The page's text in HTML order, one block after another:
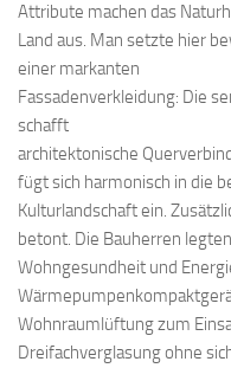
Attribute machen das
Land aus. Man setzte hier
einer markanten
Fassadenverkleidung: Die
schafft
architektonische
fügt sich harmonisch in die
Kulturlandschaft ein.
betont. Die Bauherren
Wohngesundheit und
Wohnraumlüftung zum
Dreifachverglasung ohne